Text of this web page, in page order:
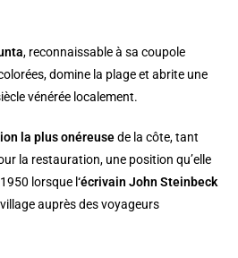
, reconnaissable à sa coupole
domine la plage et abrite une
vénérée localement.
la plus onéreusede la côte, tant
la restauration, une position qu’elle
lorsque l‘écrivain John Steinbeck
auprès des voyageurs